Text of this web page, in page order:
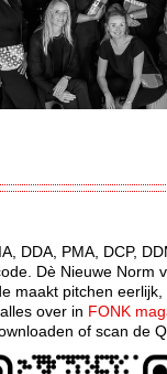
DDA, PMA, DCP,
Dè Nieuwe Norm
maakt pitchen
over in FONK
of scan de